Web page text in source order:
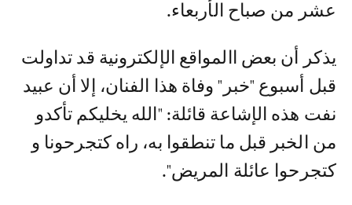
عشر من صباح الأربعاء.
يذكر أن بعض االمواقع الإلكترونية قد تداولت
قبل أسبوع "خبر" وفاة هذا الفنان، إلا أن عبيد
نفت هذه الإشاعة قائلة: "الله يخليكم تأكدو
من الخبر قبل ما تنطقوا به، راه كتجرحونا و
كتجرحوا عائلة المريض".